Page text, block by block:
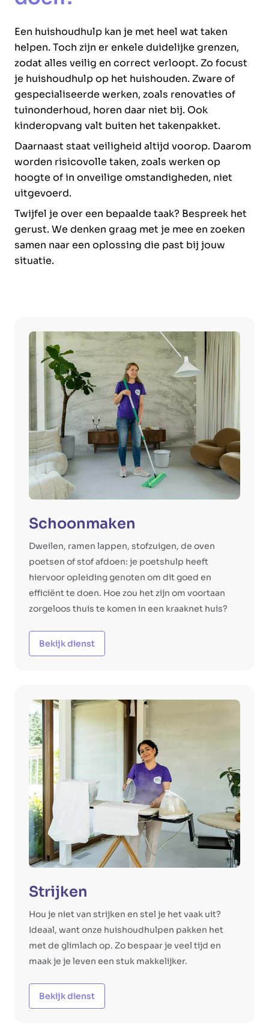
Een huishoudhulp kan je met heel wat taken
helpen. Toch zijn er enkele duidelijke grenzen,
zodat alles veilig en correct verloopt. Zo focust
je huishoudhulp op het huishouden. Zware of
gespecialiseerde werken, zoals renovaties of
tuinonderhoud, horen daar niet bij. Ook
kinderopvang valt buiten het takenpakket.
Daarnaast staat veiligheid altijd voorop. Daarom
worden risicovolle taken, zoals werken op
hoogte of in onveilige omstandigheden, niet
uitgevoerd.
Twijfel je over een bepaalde taak? Bespreek het
gerust. We denken graag met je mee en zoeken
samen naar een oplossing die past bij jouw
situatie.
Schoonmaken
Dweilen, ramen lappen, stofzuigen, de oven
poetsen of stof afdoen: je poetshulp heeft
hiervoor opleiding genoten om dit goed en
efficiënt te doen. Hoe zou het zijn om voortaan
zorgeloos thuis te komen in een kraaknet huis?
Bekijk dienst
Strijken
Hou je niet van strijken en stel je het vaak uit?
Ideaal, want onze huishoudhulpen pakken het
met de glimlach op. Zo bespaar je veel tijd en
maak je je leven een stuk makkelijker.
Bekijk dienst